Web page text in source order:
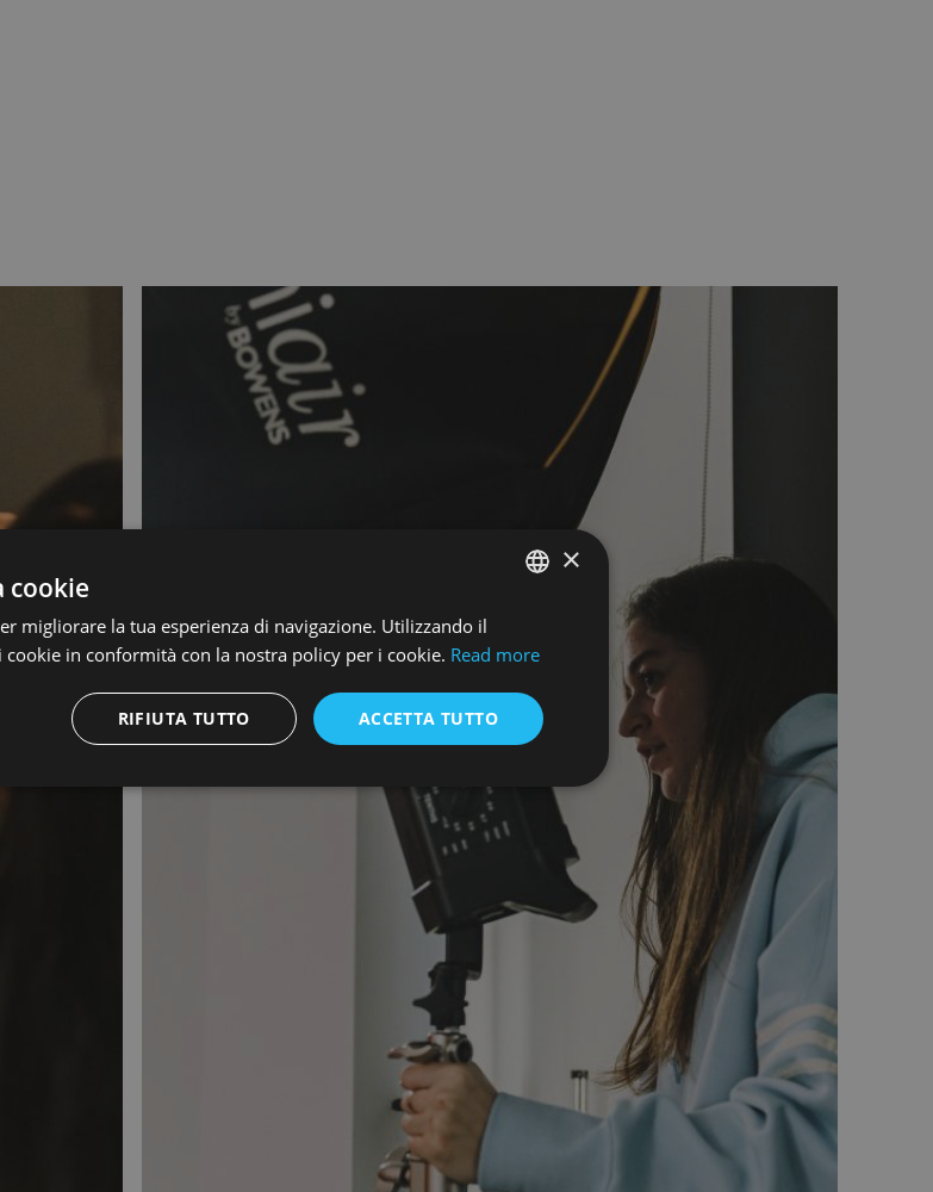
ENGLISH
×
cookie
migliorare la tua esperienza di navigazione. Utilizzando il
in conformità con la nostra policy per i cookie. Read more
ACCETTA TUTTO
RIFIUTA TUTTO